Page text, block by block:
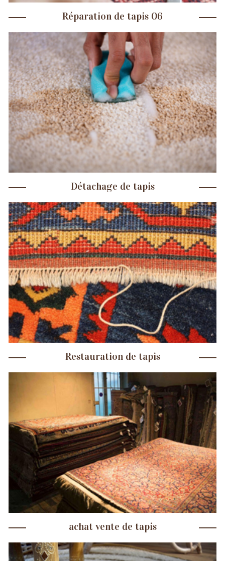
Réparation de tapis 06
Détachage de tapis
Restauration de tapis
achat vente de tapis